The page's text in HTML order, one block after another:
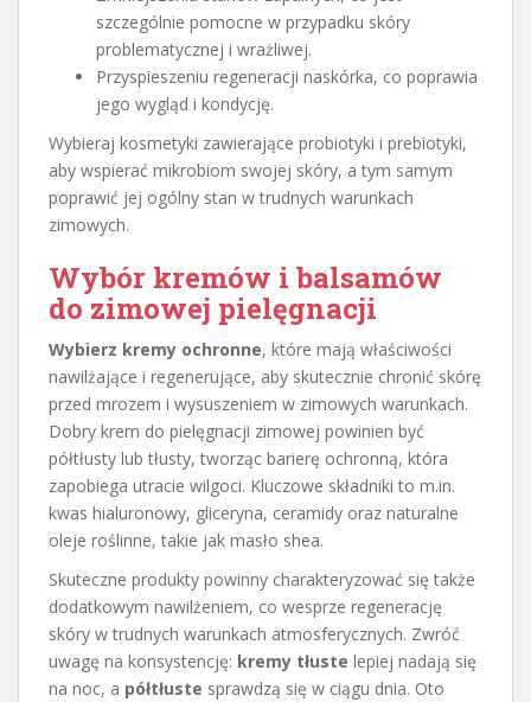
szczególnie pomocne w przypadku skóry
problematycznej i wrażliwej.
Przyspieszeniu regeneracji naskórka, co poprawia
jego wygląd i kondycję.
Wybieraj kosmetyki zawierające probiotyki i prebiotyki,
aby wspierać mikrobiom swojej skóry, a tym samym
poprawić jej ogólny stan w trudnych warunkach
zimowych.
Wybór kremów i balsamów
do zimowej pielęgnacji
Wybierz kremy ochronne, które mają właściwości
nawilżające i regenerujące, aby skutecznie chronić skórę
przed mrozem i wysuszeniem w zimowych warunkach.
Dobry krem do pielęgnacji zimowej powinien być
półtłusty lub tłusty, tworząc barierę ochronną, która
zapobiega utracie wilgoci. Kluczowe składniki to m.in.
kwas hialuronowy, gliceryna, ceramidy oraz naturalne
oleje roślinne, takie jak masło shea.
Skuteczne produkty powinny charakteryzować się także
dodatkowym nawilżeniem, co wesprze regenerację
skóry w trudnych warunkach atmosferycznych. Zwróć
uwagę na konsystencję: kremy tłuste lepiej nadają się
na noc, a półtłuste sprawdzą się w ciągu dnia. Oto